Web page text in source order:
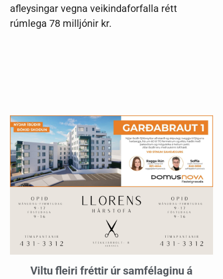
afleysingar vegna veikindaforfalla rétt
rúmlega 78 milljónir kr.
Viltu fleiri fréttir úr samfélaginu á